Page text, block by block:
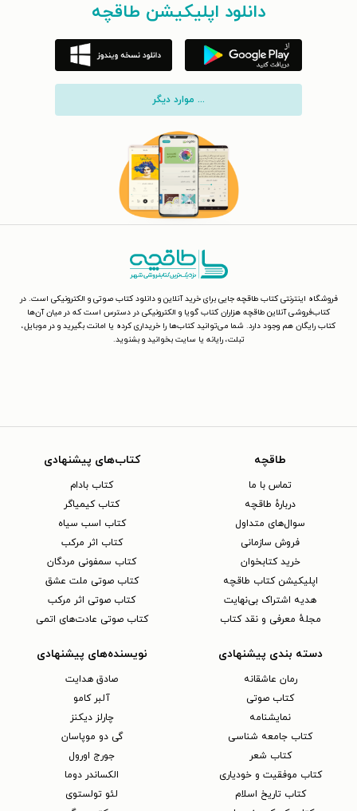
دانلود اپلیکیشن طاقچه
... موارد دیگر
فروشگاه اینترنتی کتاب طاقچه جایی برای خرید آنلاین و دانلود کتاب صوتی و الکترونیکی است. در
کتاب‌فروشی آنلاین طاقچه هزاران کتاب گویا و الکترونیکی در دسترس است که در میان آن‌ها
کتاب رایگان هم وجود دارد. شما می‌توانید کتاب‌ها را خریداری کرده یا امانت بگیرید و در موبایل،
تبلت، رایانه یا سایت بخوانید و بشنوید.
طاقچه
تماس با ما
دربارهٔ طاقچه
سوال‌های متداول
فروش سازمانی
خرید کتابخوان
اپلیکیشن کتاب طاقچه
هدیه اشتراک بی‌نهایت
مجلهٔ معرفی و نقد کتاب
کتاب‌های پیشنهادی
کتاب بادام
کتاب کیمیاگر
کتاب اسب سیاه
کتاب اثر مرکب
کتاب سمفونی مردگان
کتاب صوتی ملت عشق
کتاب صوتی اثر مرکب
کتاب صوتی عادت‌های اتمی
دسته بندی پیشنهادی
رمان عاشقانه
کتاب‌ صوتی
نمایشنامه
کتاب جامعه شناسی
کتاب شعر
کتاب موفقیت و خودیاری
کتاب تاریخ اسلام
نویسنده‌های پیشنهادی
صادق هدایت
آلبر کامو
چارلز دیکنز
گی دو موپاسان
جورج اورول
الکساندر دوما
لئو تولستوی